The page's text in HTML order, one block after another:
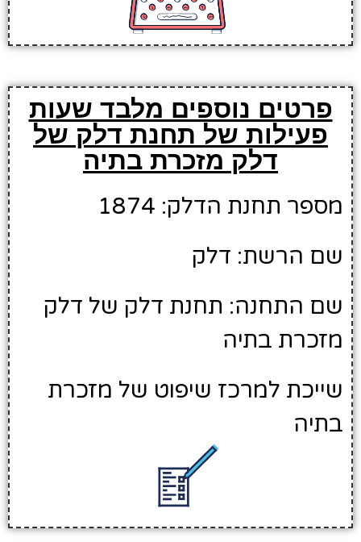
פרטים נוספים מלבד שעות
פעילות של תחנת דלק של
דלק מזכרת בתיה
מספר תחנת הדלק: 1874
שם הרשת: דלק
שם התחנה: תחנת דלק של דלק
מזכרת בתיה
שייכת למרכז שיפוט של מזכרת
בתיה